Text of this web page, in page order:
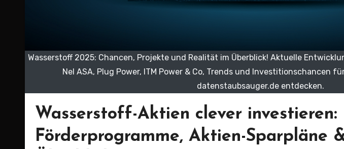
Wasserstoff 2025: Chancen, Projekte und Realität im Überblick! Aktuelle
Nel ASA, Plug Power, ITM Power & Co, Trends und Investitionschancen
datenstaubsauger.de entdecken.
Wasserstoff-Aktien clever investieren:
Förderprogramme, Aktien-Sparpläne